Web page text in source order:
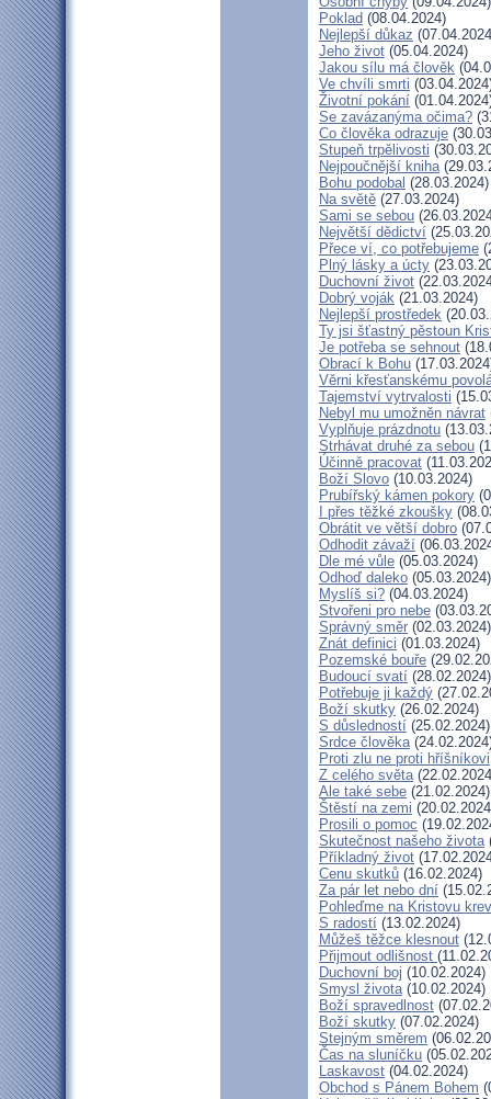
Poklad (08.04.2024)
Nejlepší důkaz
Jeho život (05.04.2024)
Jakou sílu má člověk
Ve chvíli smrti
Životní pokání
Se zavázanýma očima?
Co člověka odrazuje
Stupeň trpělivosti
Nejpoučnější kniha
Bohu podobal (28.03.2024)
Na světě (27.03.2024)
Sami se sebou
Největší dědictví
Přece ví, co potřebujeme
Plný lásky a úcty
Duchovní život
Dobrý voják (21.03.2024)
Nejlepší prostředek
Ty jsi šťastný pěstoun
Je potřeba se sehnout
Obrací k Bohu
Věrni křesťanskému
Tajemství vytrvalosti
Nebyl mu umožněn návrat
Vyplňuje prázdnotu
Strhávat druhé za sebou
Účinně pracovat
Boží Slovo (10.03.2024)
Prubířský kámen pokory
I přes těžké zkoušky
Obrátit ve větší dobro
Odhodit závaží
Dle mé vůle (05.03.2024)
Odhoď daleko (05.03.2024)
Myslíš si? (04.03.2024)
Stvořeni pro nebe
Správný směr (02.03.2024)
Znát definici (01.03.2024)
Pozemské bouře
Budoucí svatí (28.02.2024)
Potřebuje ji každý
Boží skutky (26.02.2024)
S důsledností (25.02.2024)
Srdce člověka
Proti zlu ne proti hříšníkovi
Z celého světa
Ale také sebe (21.02.2024)
Štěstí na zemi
Prosili o pomoc
Skutečnost našeho života
Příkladný život
Cenu skutků (16.02.2024)
Za pár let nebo dní
Pohleďme na Kristovu krev
S radostí (13.02.2024)
Můžeš těžce klesnout
Přijmout odlišnost
Duchovní boj (10.02.2024)
Smysl života(10.02.2024)
Boží spravedlnost
Boží skutky (07.02.2024)
Stejným směrem
Čas na sluníčku
Laskavost (04.02.2024)
Obchod s Pánem Bohem